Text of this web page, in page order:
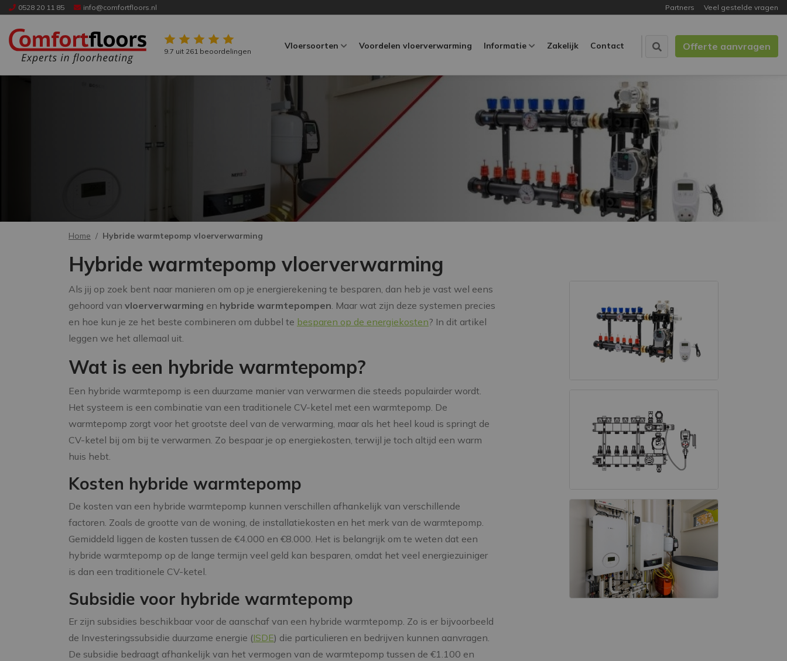
0528 20 11 85 info@comfortfloors.nl Partners Veel gestelde vragen
9.7 uit 261 beoordelingen
Vloersoorten Voordelen vloerverwarming Informatie Zakelijk Contact Offerte aanvragen
Home Hybride warmtepomp vloerverwarming
Hybride warmtepomp vloerverwarming
Als jij op zoek bent naar manieren om op je energierekening te besparen, dan heb je vast wel eens
gehoord van vloerverwarming en hybride warmtepompen. Maar wat zijn deze systemen precies
en hoe kun je ze het beste combineren om dubbel te besparen op de energiekosten? In dit artikel
leggen we het allemaal uit.
Wat is een hybride warmtepomp?
Een hybride warmtepomp is een duurzame manier van verwarmen die steeds populairder wordt.
Het systeem is een combinatie van een traditionele CV-ketel met een warmtepomp. De
warmtepomp zorgt voor het grootste deel van de verwarming, maar als het heel koud is springt de
CV-ketel bij om bij te verwarmen. Zo bespaar je op energiekosten, terwijl je toch altijd een warm
huis hebt.
Kosten hybride warmtepomp
De kosten van een hybride warmtepomp kunnen verschillen afhankelijk van verschillende
factoren. Zoals de grootte van de woning, de installatiekosten en het merk van de warmtepomp.
Gemiddeld liggen de kosten tussen de €4.000 en €8.000. Het is belangrijk om te weten dat een
hybride warmtepomp op de lange termijn veel geld kan besparen, omdat het veel energiezuiniger
is dan een traditionele CV-ketel.
Subsidie voor hybride warmtepomp
Er zijn subsidies beschikbaar voor de aanschaf van een hybride warmtepomp. Zo is er bijvoorbeeld
de Investeringssubsidie duurzame energie (ISDE) die particulieren en bedrijven kunnen aanvragen.
De subsidie bedraagt afhankelijk van het vermogen van de warmtepomp tussen de €1.100 en